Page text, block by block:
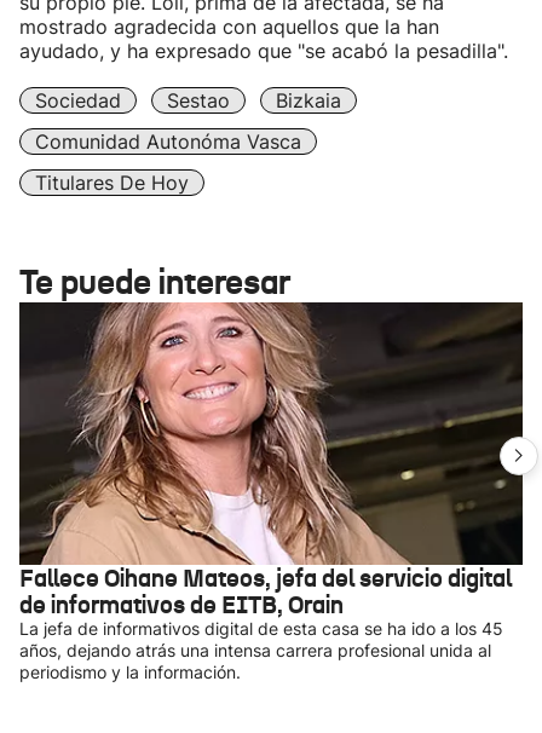
mostrado agradecida con aquellos que la han
ayudado, y ha expresado que "se acabó la pesadilla".
Sociedad Sestao
Bizkaia
Comunidad Autonóma Vasca
Titulares De Hoy
Te puede interesar
Fallece Oihane Mateos, jefa del servicio digital
de informativos de EITB, Orain
La jefa de informativos digital de esta casa se ha ido a los 45
años, dejando atrás una intensa carrera profesional unida al
periodismo y la información.